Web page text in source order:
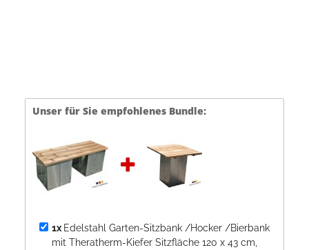
Unser für Sie empfohlenes Bundle:
1x Edelstahl Garten-Sitzbank /Hocker /Bierbank
mit Theratherm-Kiefer Sitzfläche 120 x 43 cm,